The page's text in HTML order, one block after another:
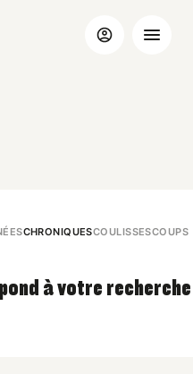
CHRONIQUESCOULISSESCOUPS
à votre recherche